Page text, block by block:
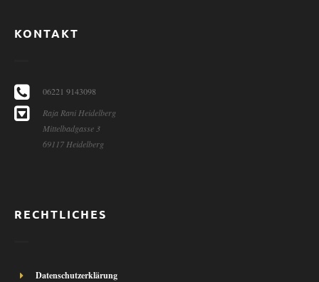
KONTAKT
06221 9143098
Raja Rani Heidelberg
Mittelbadgasse 3
69117 Heidelberg
RECHTLICHES
Datenschutzerklärung